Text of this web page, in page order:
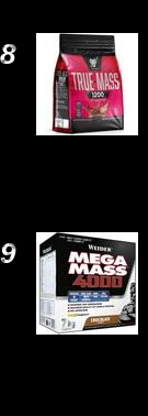
8
9